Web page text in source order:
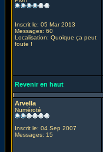
Inscrit le: 05 Mar 2013
Messages: 60
Localisation: Quoique ça peut
foute !
Revenir en haut
Arvella
Numéroté
Inscrit le: 04 Sep 2007
Messages: 15